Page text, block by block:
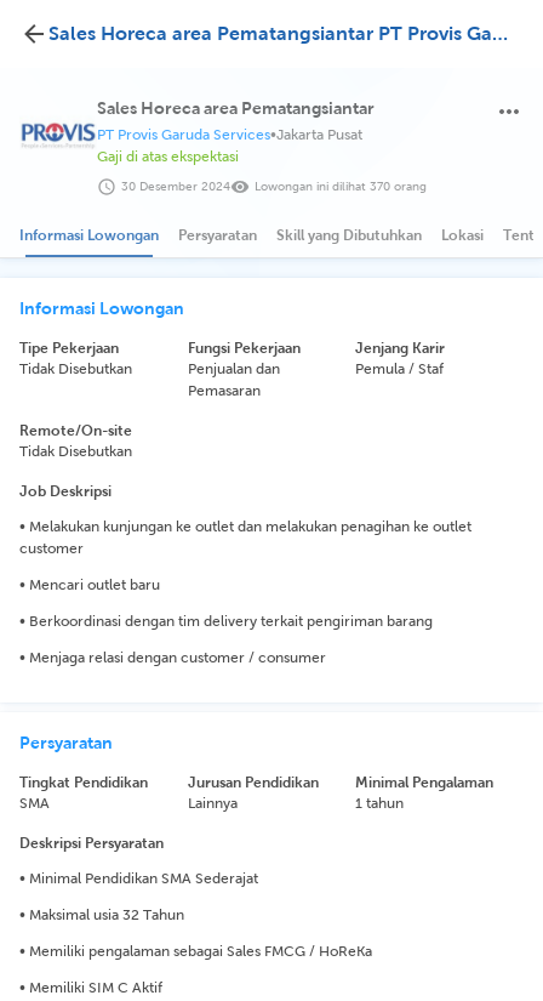
Sales Horeca area Pematangsiantar PT Provis Garuda Services
Sales Horeca area Pematangsiantar
PT Provis Garuda Services•Jakarta Pusat
Gaji di atas ekspektasi
Lowongan ini dilihat 370 orang
30 Desember 2024
Informasi Lowongan Persyaratan Skill yang Dibutuhkan Lokasi
Informasi Lowongan
Tipe Pekerjaan
Tidak Disebutkan
Fungsi Pekerjaan
Penjualan dan
Pemasaran
Jenjang Karir
Pemula / Staf
Remote/On-site
Tidak Disebutkan
Job Deskripsi
• Melakukan kunjungan ke outlet dan melakukan penagihan ke outlet
customer
• Mencari outlet baru
• Berkoordinasi dengan tim delivery terkait pengiriman barang
• Menjaga relasi dengan customer / consumer
Persyaratan
Tingkat Pendidikan
SMA
Jurusan Pendidikan
Lainnya
Minimal Pengalaman
1 tahun
Deskripsi Persyaratan
• Minimal Pendidikan SMA Sederajat
• Maksimal usia 32 Tahun
• Memiliki pengalaman sebagai Sales FMCG / HoReKa
• Memiliki SIM C Aktif